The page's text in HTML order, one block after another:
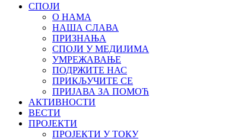
СПОЈИ
О НАМА
НАША СЛАВА
ПРИЗНАЊА
СПОЈИ У МЕДИЈИМА
УМРЕЖАВАЊЕ
ПОДРЖИТЕ НАС
ПРИКЉУЧИТЕ СЕ
ПРИЈАВА ЗА ПОМОЋ
АКТИВНОСТИ
ВЕСТИ
ПРОЈЕКТИ
ПРОЈЕКТИ У ТОКУ